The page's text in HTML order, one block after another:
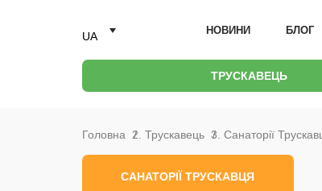
UA НОВИНИ БЛОГ
ТРУСКАВЕЦЬ
САНАТОРІЇ ТРУСКАВЦЯ
Головна Трускавець Санаторії